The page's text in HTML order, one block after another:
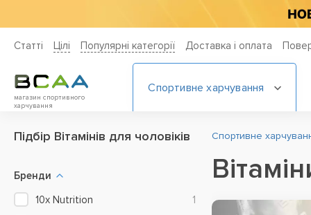
Статті Цiлi Популярні категорії Доставка і оплата
магазин спортивного
харчування
Спортивне харчування
Підбір Вітамінів для чоловіків
Бренди
10x Nutrition
1
Спортивне